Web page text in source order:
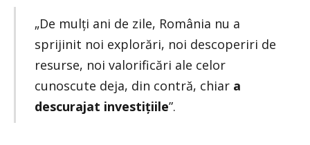
„De mulți ani de zile, România nu a
sprijinit noi explorări, noi descoperiri de
resurse, noi valorificări ale celor
cunoscute deja, din contră, chiar a
descurajat investițiile”.